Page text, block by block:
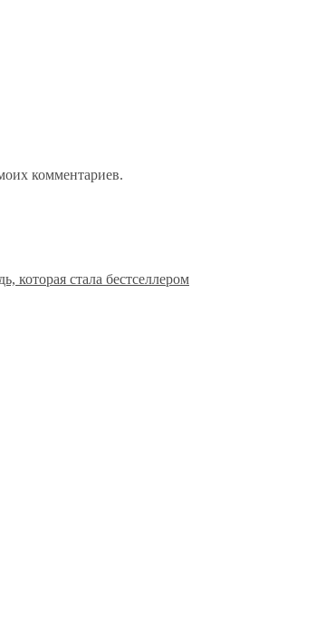
комментариев.
которая стала бестселлером